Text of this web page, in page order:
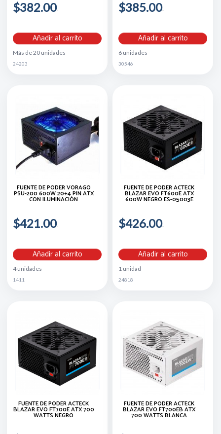
$382.00
Añadir al carrito
Más de 20 unidades
24203
$385.00
Añadir al carrito
6 unidades
30546
FUENTE DE PODER VORAGO
PSU-200 600W 20+4 PIN ATX
CON ILUMINACIÓN
$421.00
Añadir al carrito
4 unidades
1411
FUENTE DE PODER ACTECK
BLAZAR EVO FT600E ATX
600W NEGRO ES-05003E
$426.00
Añadir al carrito
1 unidad
24818
FUENTE DE PODER ACTECK
BLAZAR EVO FT700E ATX 700
WATTS NEGRO
FUENTE DE PODER ACTECK
BLAZAR EVO FT700EB ATX
700 WATTS BLANCA